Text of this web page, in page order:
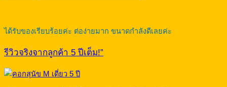
ได้รับของเรียบร้อยค่ะ ต่อง่ายมาก ขนาดกำลังดีเลยค่ะ
รีวิวจริงจากลูกค้า 5 ปีเต็ม!”